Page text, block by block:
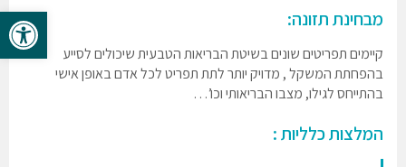
פתח מבחינת תזונה:
קיימים תפריטים שונים בשיטת הבריאות הטבעית שיכולים לסייע
בהפחתת המשקל , מדויק יותר לתת תפריט לכל אדם באופן אישי
בהתייחס לגילו, מצבו הבריאותי וכו’…
המלצות כלליות :